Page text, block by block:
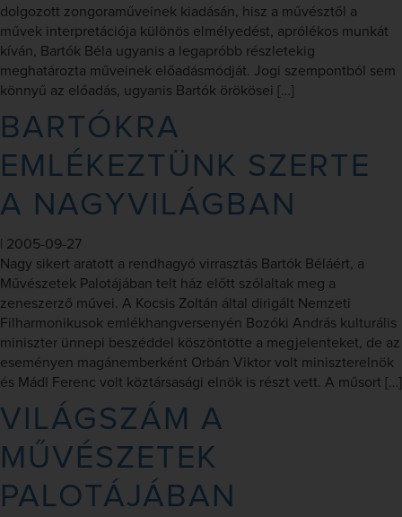
dolgozott zongoraműveinek kiadásán, hisz a művésztől a
művek interpretációja különös elmélyedést, aprólékos munkát
kíván, Bartók Béla ugyanis a legapróbb részletekig
meghatározta műveinek előadásmódját. Jogi szempontból sem
könnyű az előadás, ugyanis Bartók örökösei […]
BARTÓKRA
EMLÉKEZTÜNK SZERTE
A NAGYVILÁGBAN
2005-09-27
Nagy sikert aratott a rendhagyó virrasztás Bartók Béláért, a
Művészetek Palotájában telt ház előtt szólaltak meg a
zeneszerző művei. A Kocsis Zoltán által dirigált Nemzeti
Filharmonikusok emlékhangversenyén Bozóki András kulturális
miniszter ünnepi beszéddel köszöntötte a megjelenteket, de az
eseményen magánemberként Orbán Viktor volt miniszterelnök
és Mádl Ferenc volt köztársasági elnök is részt vett. A műsort […]
VILÁGSZÁM A
MŰVÉSZETEK
PALOTÁJÁBAN